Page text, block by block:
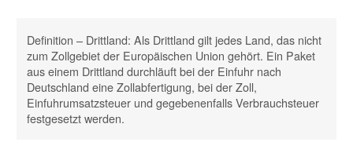
Definition – Drittland: Als Drittland gilt jedes Land, das nicht
zum Zollgebiet der Europäischen Union gehört. Ein Paket
aus einem Drittland durchläuft bei der Einfuhr nach
Deutschland eine Zollabfertigung, bei der Zoll,
Einfuhrumsatzsteuer und gegebenenfalls Verbrauchsteuer
festgesetzt werden.